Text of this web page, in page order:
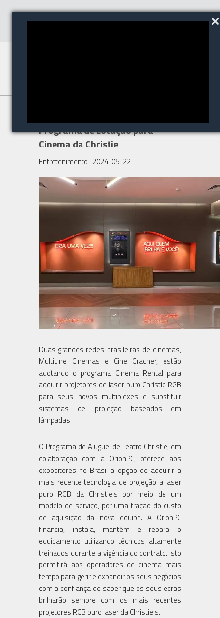
Programa de Locação para
Cinema da Christie
Entretenimento | 2024-05-22
Duas grandes redes brasileiras de cinemas,
Multicine Cinemas e Cine Gracher, estão
adotando o programa Cinema Rental para
adquirir projetores de laser puro Christie RGB
para seus novos multiplexes e substituir
sistemas de projeção baseados em
lâmpadas.
O Programa de Aluguel de Teatro Christie, em
colaboração com a OrionPC, oferece aos
expositores no Brasil a opção de adquirir a
mais recente tecnologia de projeção a laser
puro RGB da Christie's por meio de um
modelo de serviço, por uma fração do custo
de aquisição da nova equipe. A OrionPC
financia, instala, mantém e repara o
equipamento utilizando técnicos altamente
treinados durante a vigência do contrato. Isto
permitirá aos operadores de cinema mais
tempo para gerir e expandir os seus negócios
com a confiança de saber que os seus ecrãs
brilharão sempre com os mais recentes
projetores RGB puro laser da Christie's.